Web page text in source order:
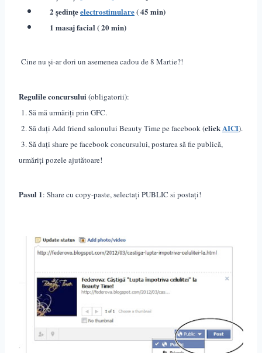
2 ședințeelectrostimulare( 45 min)
1 masaj facial ( 20 min)
Cine nu și-ar dori un asemenea cadou de 8 Martie?!
Regulile concursului(obligatorii):
1. Să mă urmăriți prin GFC.
2. Să dați Add friend salonului Beauty Time pe facebook (clickAICI).
3. Să dați share pe facebook concursului, postarea să fie publică,
urmăriți pozele ajutătoare!
Pasul 1: Share cu copy-paste, selectați PUBLIC si postați!